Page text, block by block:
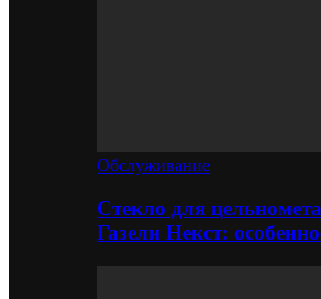
Обслуживание
Стекло для
Газели Некст: